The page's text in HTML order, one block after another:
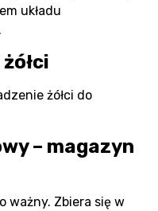
układu
żółci do
– magazyn
ważny. Zbiera się w